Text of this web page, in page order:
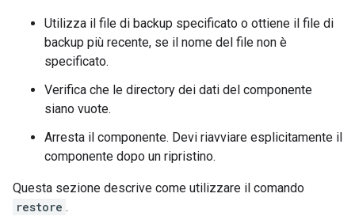
Utilizza il file di backup specificato o ottiene il file di
backup più recente, se il nome del file non è
specificato.
Verifica che le directory dei dati del componente
siano vuote.
Arresta il componente. Devi riavviare esplicitamente il
componente dopo un ripristino.
Questa sezione descrive come utilizzare il comando
restore .